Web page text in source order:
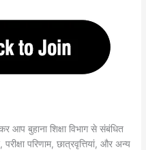
आप बुहाना शिक्षा विभाग से संबंधित
परिणाम, छात्रवृत्तियां, और अन्य